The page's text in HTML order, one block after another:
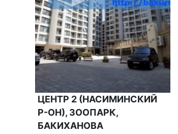
ЦЕНТР 2 (НАСИМИНСКИЙ
Р-ОН), ЗООПАРК,
БАКИХАНОВА